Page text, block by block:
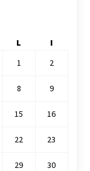
L
I
1
2
8 9
15 16
22 23
29 30